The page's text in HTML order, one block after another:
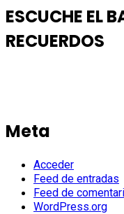
ESCUCHE EL
RECUERDOS
Meta
Acceder
Feed de entradas
Feed de
WordPress.org